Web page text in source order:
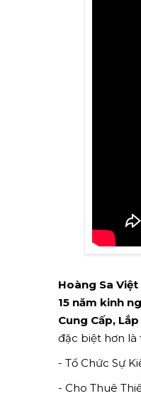
Hoàng Sa
15 năm kinh
Cung Cấp,
đặc biệt hơn là
- Tổ Chức Sự
- Cho Thuê